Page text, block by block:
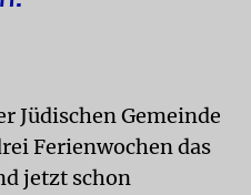
Jüdischen Gemeinde
Ferienwochen das
jetzt schon